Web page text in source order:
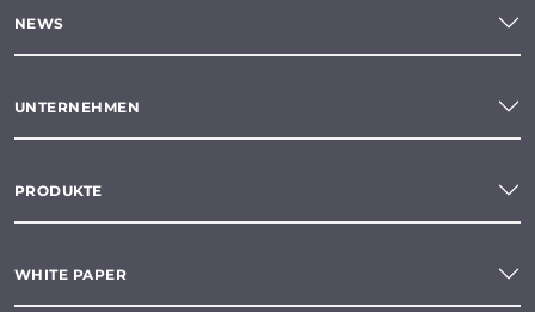
NEWS
UNTERNEHMEN
PRODUKTE
WHITE PAPER